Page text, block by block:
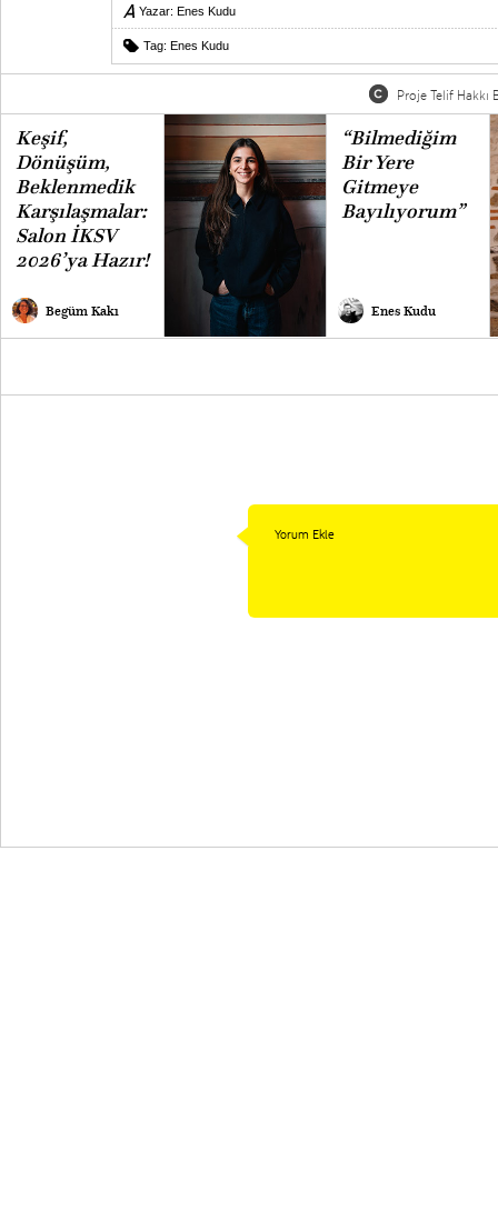
Yazar: Enes Kudu
Tag: Enes Kudu
Proje Telif Hakkı
Keşif,
Dönüşüm,
Beklenmedik
Karşılaşmalar:
Salon İKSV
2026’ya Hazır!
Begüm Kakı
“Bilmediğim
Bir Yere
Gitmeye
Bayılıyorum”
Enes Kudu